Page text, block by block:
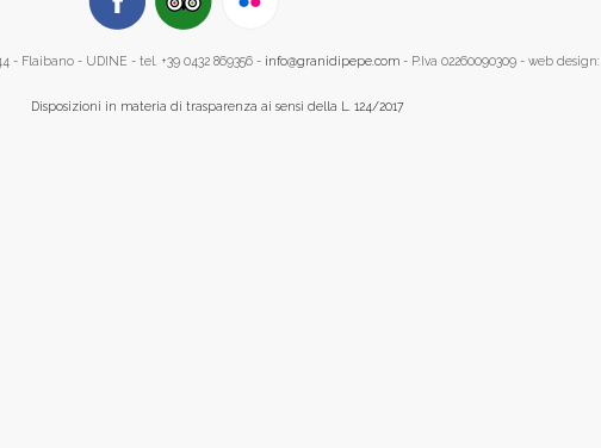
- Flaibano - UDINE - tel. +39 0432 869356 - info@granidipepe.com - P.Iva 02260090309 - web design:
Disposizioni in materia di trasparenza ai sensi della L. 124/2017